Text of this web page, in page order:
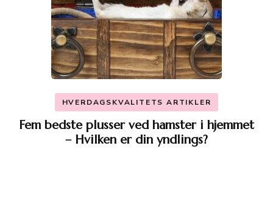
HVERDAGSKVALITETS ARTIKLER
Fem bedste plusser ved hamster i hjemmet
– Hvilken er din yndlings?